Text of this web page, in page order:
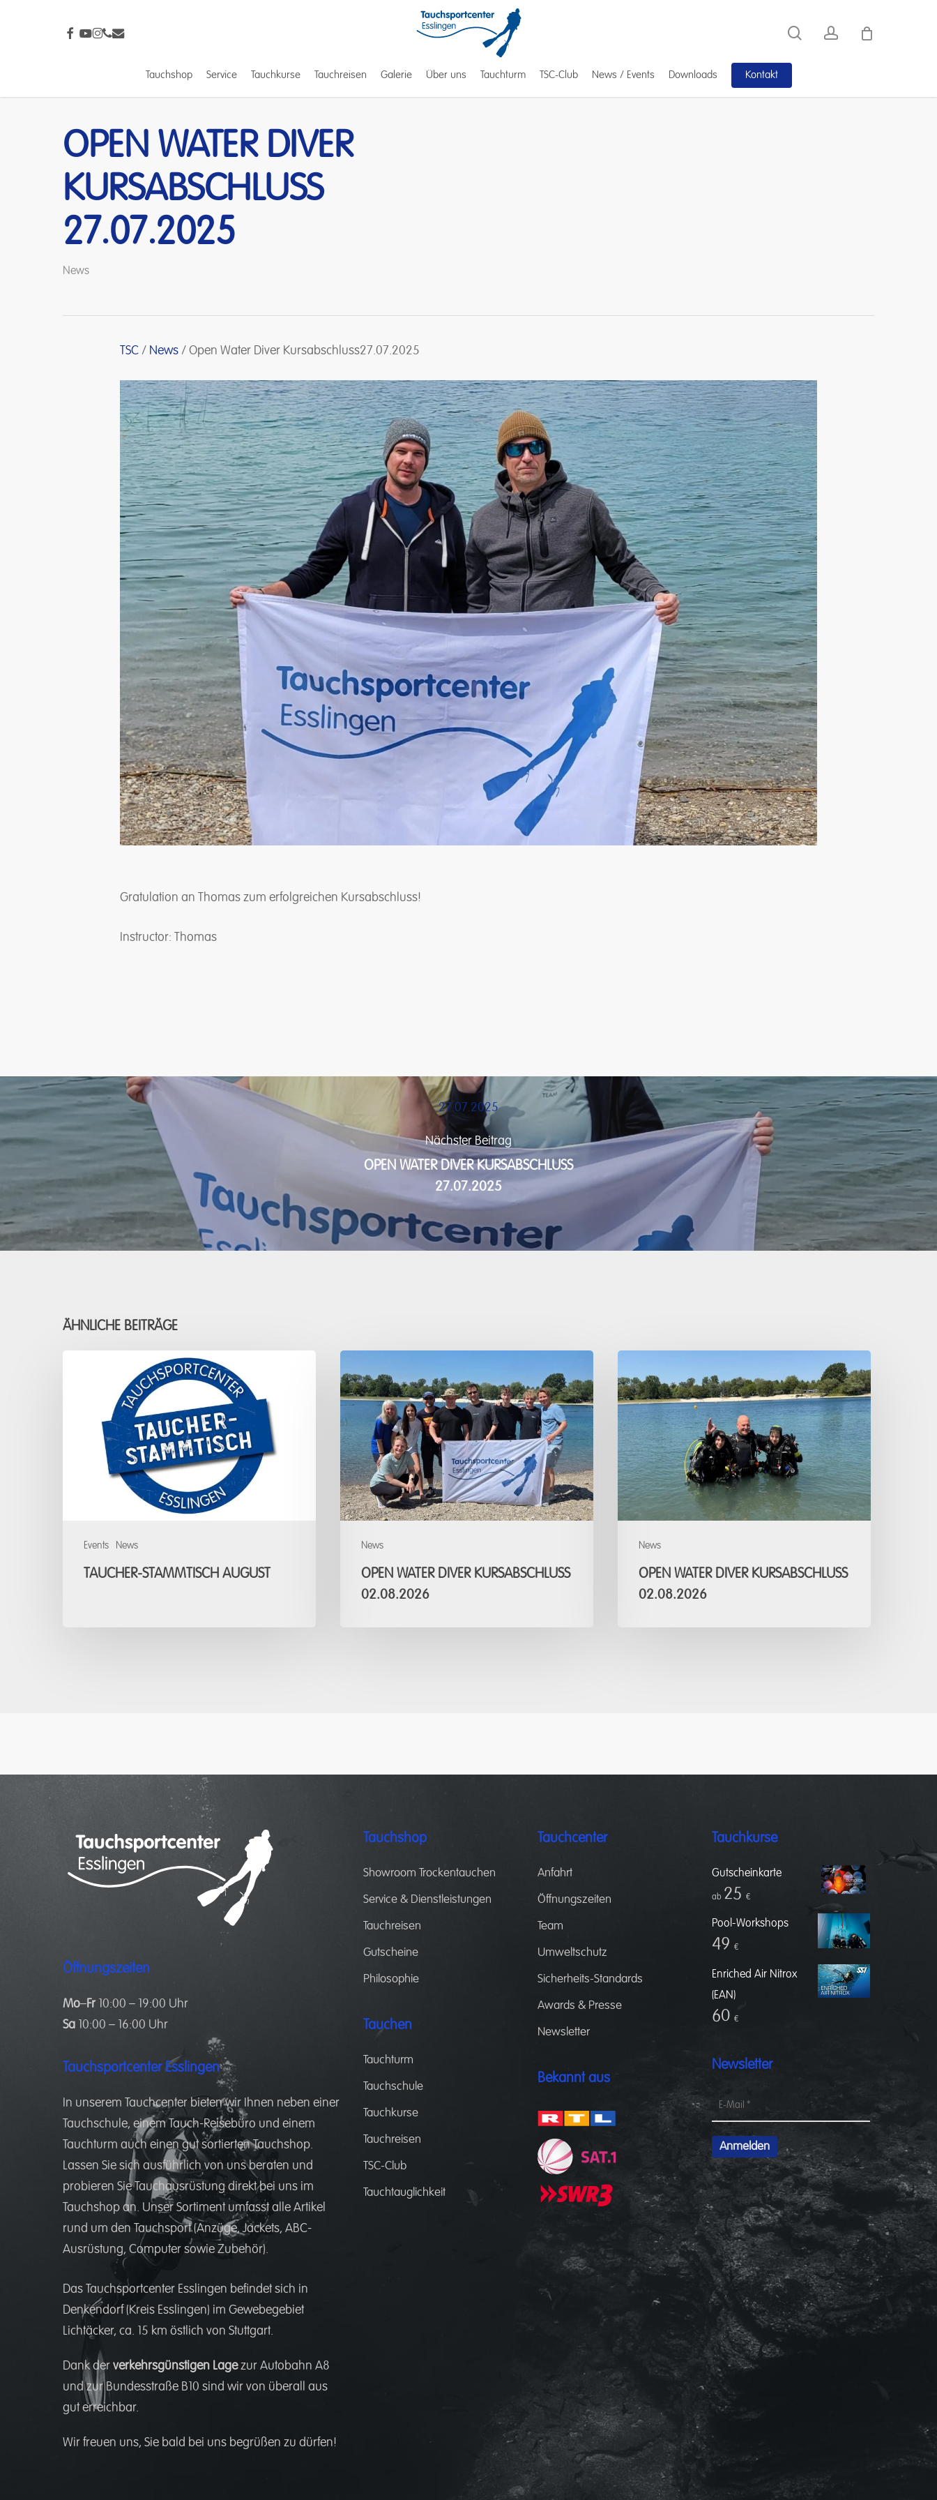
facebook
youtube
instagram
phone
email
Tauchshop Service Tauchkurse Tauchreisen Galerie Über uns Tauchturm TSC-Club News / Events Downloads Kontakt
OPEN WATER DIVER
KURSABSCHLUSS
27.07.2025
News
TSC / News / Open Water Diver Kursabschluss27.07.2025
Gratulation an Thomas zum erfolgreichen Kursabschluss!
Instructor: Thomas
Nächster Beitrag
OPEN WATER DIVER KURSABSCHLUSS
27.07.2025
27.07.2025
ÄHNLICHE BEITRÄGE
Events News
TAUCHER-STAMMTISCH AUGUST
News
Water
Diver
Kursabschluss
02.08.2026
OPEN WATER DIVER KURSABSCHLUSS
02.08.2026
News
Water
Diver
Kursabschluss
02.08.2026
OPEN WATER DIVER KURSABSCHLUSS
02.08.2026
Öffnungszeiten
Mo–Fr10:00 – 19:00 Uhr
Sa 10:00 – 16:00 Uhr
Tauchsportcenter Esslingen
In unserem Tauchcenter bieten wir Ihnen neben einer
Tauchschule, einem Tauch-Reisebüro und einem
Tauchturm auch einen gut sortiertenTauchshop.
Lassen Sie sich ausführlich von uns beraten und
probieren Sie Tauchausrüstung direkt bei uns im
Tauchshop an. Unser Sortiment umfasst alle Artikel
rund um den Tauchsport (Anzüge, Jackets, ABC-
Ausrüstung, Computer sowie Zubehör).
Das Tauchsportcenter Esslingen befindet sich in
Denkendorf (Kreis Esslingen) im Gewebegebiet
Lichtäcker, ca. 15 km östlich von Stuttgart.
Dank der verkehrsgünstigen Lagezur Autobahn A8
und zur Bundesstraße B10 sind wir von überall aus
gut erreichbar.
Wir freuen uns, Sie bald bei uns begrüßen zu dürfen!
Tauchshop
Showroom Trockentauchen
Service & Dienstleistungen
Tauchreisen
Gutscheine
Philosophie
Tauchen
Tauchturm
Tauchschule
Tauchkurse
Tauchreisen
TSC-Club
Tauchtauglichkeit
Tauchcenter
Anfahrt
Öffnungszeiten
Team
Umweltschutz
Sicherheits-Standards
Awards & Presse
Newsletter
Bekannt aus
Tauchkurse
Gutscheinkarte
ab 25€
Pool-Workshops
49€
Enriched Air Nitrox
(EAN)
60€
Newsletter